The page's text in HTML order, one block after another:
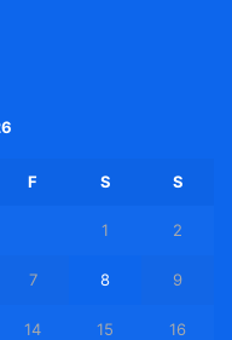
F S S
1 2
7 8 9
14 15 16